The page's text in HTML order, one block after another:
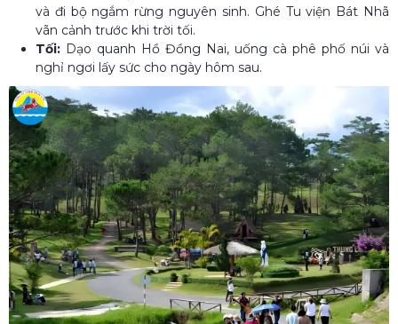
và đi bộ ngắm rừng nguyên sinh. Ghé Tu viện Bát Nhã
vãn cảnh trước khi trời tối.
Tối: Dạo quanh Hồ Đồng Nai, uống cà phê phố núi và
nghỉ ngơi lấy sức cho ngày hôm sau.